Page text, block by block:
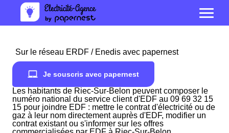
Sur le réseau ERDF / Enedis avec papernest
Je souscris avec papernest
Les habitants de Riec-Sur-Belon peuvent composer le
numéro national du service client d'EDF au 09 69 32 15
15 pour joindre EDF : mettre le contrat d'électricité ou de
gaz à leur nom directement auprès d'EDF, modifier un
contrat existant ou s'informer sur les offres